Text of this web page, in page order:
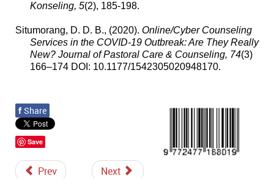
Konseling, 5(2), 185-198.
Situmorang, D. D. B., (2020). Online/Cyber Counseling
Services in the COVID-19 Outbreak: Are They Really
New? Journal of Pastoral Care & Counseling, 74(3)
166–174 DOI: 10.1177/1542305020948170.
f Share
Save
Prev Next